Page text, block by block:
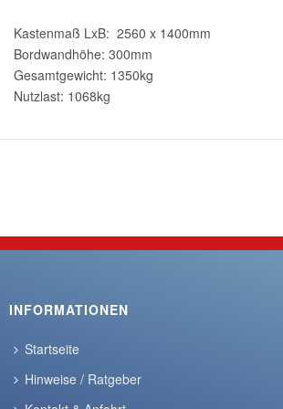
Kastenmaß LxB: 2560 x 1400mm
Bordwandhöhe: 300mm
Gesamtgewicht: 1350kg
Nutzlast: 1068kg
INFORMATIONEN
Startseite
Hinweise / Ratgeber